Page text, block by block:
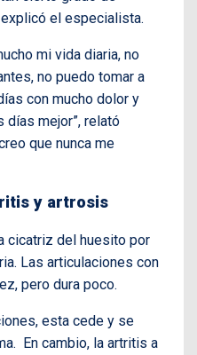
el especialista.
mi vida diaria, no
no puedo tomar a
con mucho dolor y
días mejor”, relató
que nunca me
y artrosis
cicatriz del huesito por
Las articulaciones con
pero dura poco.
esta cede y se
En cambio, la artritis a